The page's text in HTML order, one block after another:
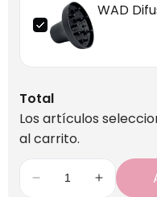
WAD
Total
Los artículos
al carrito.